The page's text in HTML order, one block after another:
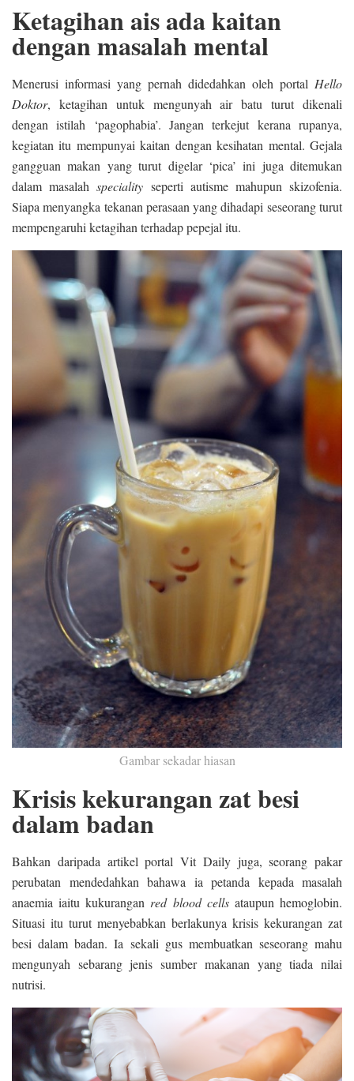
Ketagihan ais ada kaitan
dengan masalah mental
Menerusi informasi yang pernah didedahkan oleh portal Hello
Doktor, ketagihan untuk mengunyah air batu turut dikenali
dengan istilah ‘pagophabia’. Jangan terkejut kerana rupanya,
kegiatan itu mempunyai kaitan dengan kesihatan mental. Gejala
gangguan makan yang turut digelar ‘pica’ ini juga ditemukan
dalam masalahspeciality seperti autisme mahupun skizofenia.
Siapa menyangka tekanan perasaan yang dihadapi seseorang turut
mempengaruhi ketagihan terhadap pepejal itu.
Gambar sekadar hiasan
Krisis kekurangan zat besi
dalam badan
Bahkan daripada artikel portal Vit Daily juga, seorang pakar
perubatan mendedahkan bahawa ia petanda kepada masalah
anaemia iaitu kukurangan red blood cellsataupun hemoglobin.
Situasi itu turut menyebabkan berlakunya krisis kekurangan zat
besi dalam badan. Ia sekali gus membuatkan seseorang mahu
mengunyah sebarang jenis sumber makanan yang tiada nilai
nutrisi.